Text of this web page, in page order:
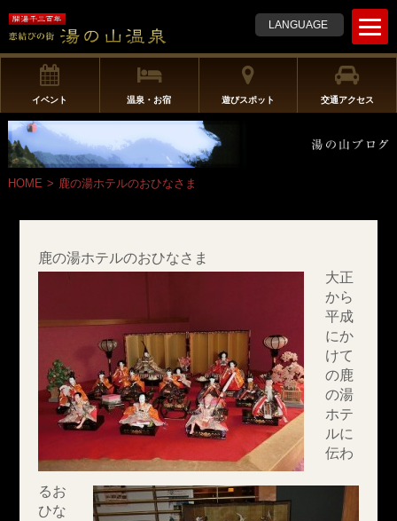
t
o
g
l
n
LANGUAGE
イベント 温泉・お宿 遊びスポット 交通アクセス
HOME > 鹿の湯ホテルのおひなさま
鹿の湯ホテルのおひなさま
大正
から
平成
にか
けて
の鹿
の湯
ホテ
ルに
伝わ
るお
ひな